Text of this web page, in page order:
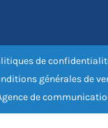
de
générales de
de